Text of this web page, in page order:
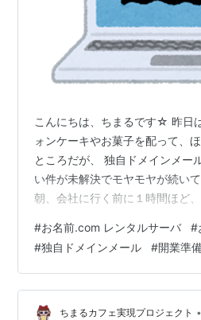
こんにちは、ちまるです☆ 昨日
ォンケーキやお菓子を配って、
ところだが、 独自ドメインメー
い件が未解決でモヤモヤが続い
朝、会社に行く前に１時間ほど
「IMAP」っていうの？の設定を
ともと、設定していたのは、「
そもそもPOPとかIMAPって意味
てみると どうやら、メールの受
しい。 POP・・・メールを自分
#お名前.com レンタルサーバ #
#独自ドメインメール #開業準
ちまるカフェ実現プロジェクト •